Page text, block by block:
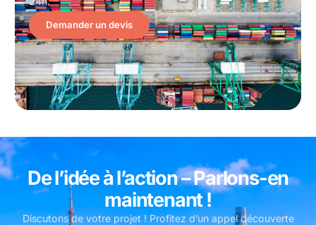
Demander un devis
De l’idée à l’action – Parlons-en
maintenant !
Discutons de votre projet ! Profitez d’un appel découverte